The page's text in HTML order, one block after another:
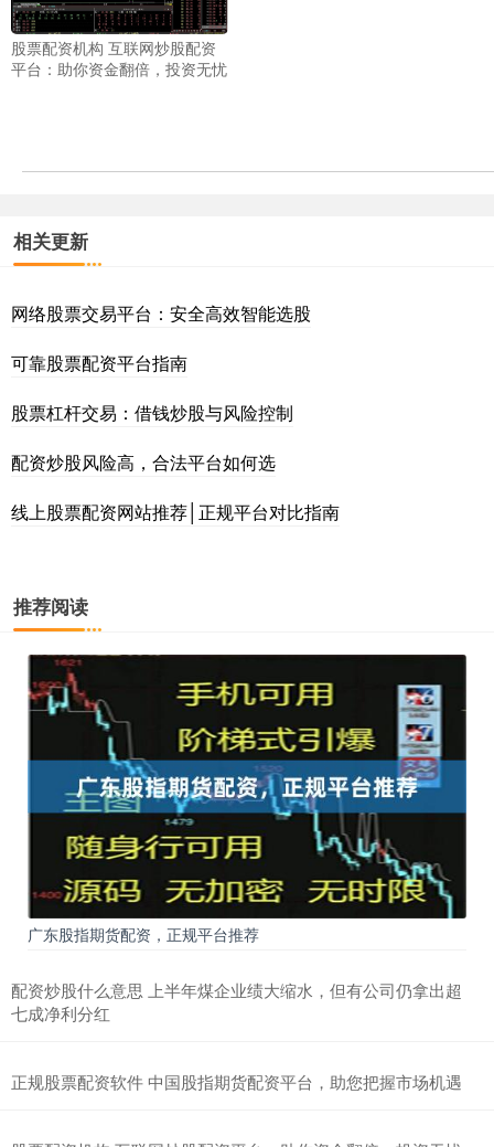
股票配资机构 互联网炒股配资
平台：助你资金翻倍，投资无忧
相关更新
网络股票交易平台：安全高效智能选股
可靠股票配资平台指南
股票杠杆交易：借钱炒股与风险控制
配资炒股风险高，合法平台如何选
线上股票配资网站推荐│正规平台对比指南
推荐阅读
广东股指期货配资，正规平台推荐
配资炒股什么意思 上半年煤企业绩大缩水，但有公司仍拿出超
七成净利分红
正规股票配资软件 中国股指期货配资平台，助您把握市场机遇